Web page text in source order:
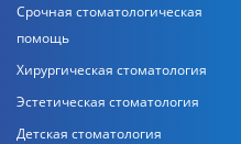
Срочная стоматологическая
помощь
Хирургическая стоматология
Эстетическая стоматология
Детская стоматология